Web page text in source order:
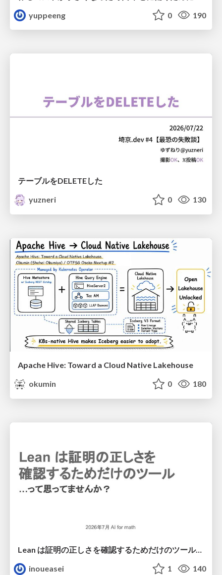
yuppeeng
0 190
テーブルをDELETEした
yuzneri
0 130
Apache Hive: Toward a Cloud Native Lakehouse
okumin
0 180
Lean は証明の正しさを確認するためだけのツールって思ってませんか？
inoueasei
1 140